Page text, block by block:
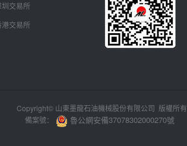
圳交易所
港交易所
Copyright© 山東墨龍石油機械股份有限公司 版權所有
備案號：
魯公網安備37078302000270號